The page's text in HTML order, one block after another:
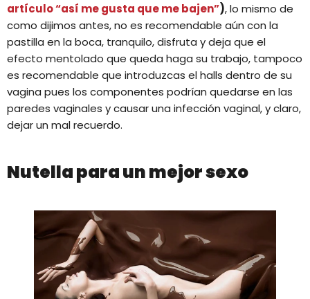
artículo “así me gusta que me bajen”), lo mismo de
como dijimos antes, no es recomendable aún con la
pastilla en la boca, tranquilo, disfruta y deja que el
efecto mentolado que queda haga su trabajo, tampoco
es recomendable que introduzcas el halls dentro de su
vagina pues los componentes podrían quedarse en las
paredes vaginales y causar una infección vaginal, y claro,
dejar un mal recuerdo.
Nutella para un mejor sexo